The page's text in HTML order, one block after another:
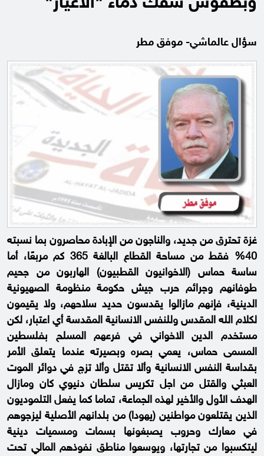
سؤال عالماشي- موفق مطر
غزة تحترق من جديد، والناجون من الإبادة محاصرون بما نسبته
40% فقط من مساحة القطاع البالغة 365 كم مربعًا، أما
ساسة حماس (الاخوانيون القطبيون) الهاربون من جحيم
طوفانهم وجرائم حرب جيش حكومة منظومة الصهيونية
الدينية، فإنهم مازالوا يقدسون حديد سلاحهم، ولا يقيمون
لكلام الله المقدس وللنفس الانسانية المقدسة أي اعتبار، لكن
مستخدم الدين الاخواني في فرعهم المسلح بفلسطين
المسمى حماس، يعمي بصره وبصيرته عندما يتعلق الأمر
بقداسة النفس الانسانية وألا تقتل وألا تزج في دوائر الموت
العبثي والقتل من اجل تكريس سلطان دنيوي كان ومازال
الهدف الأول والأخير لهذه الجماعة، تماما كما يفعل التلموديون
الذين يقتلعون مواطنين (يهودا) من بلدانهم الأصلية ليزجوهم
في معارك وحروب يصبغونها بسمات ومسميات دينية
ليتكسبوا من تجارتها، ويوسعوا مناطق نفوذهم المالي تحت